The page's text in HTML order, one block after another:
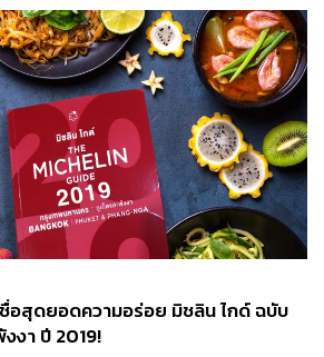
อสุดยอดความอร่อย มิชลิน ไกด์ ฉบับ
งา ปี 2019!